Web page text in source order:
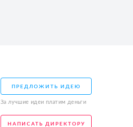
ПРЕДЛОЖИТЬ ИДЕЮ
За лучшие идеи платим деньги
НАПИСАТЬ ДИРЕКТОРУ